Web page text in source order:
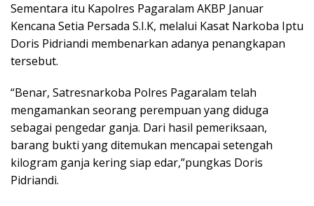
Sementara itu Kapolres Pagaralam AKBP Januar
Kencana Setia Persada S.I.K, melalui Kasat Narkoba Iptu
Doris Pidriandi membenarkan adanya penangkapan
tersebut.
“Benar, Satresnarkoba Polres Pagaralam telah
mengamankan seorang perempuan yang diduga
sebagai pengedar ganja. Dari hasil pemeriksaan,
barang bukti yang ditemukan mencapai setengah
kilogram ganja kering siap edar,”pungkas Doris
Pidriandi.